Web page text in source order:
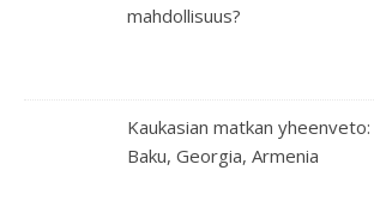
mahdollisuus?
Kaukasian matkan
Baku, Georgia, Armenia